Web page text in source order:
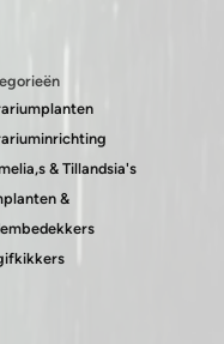
& Tillandsia's
&